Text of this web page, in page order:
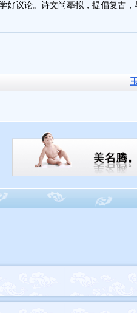
议论。诗文尚摹拟，提倡复古